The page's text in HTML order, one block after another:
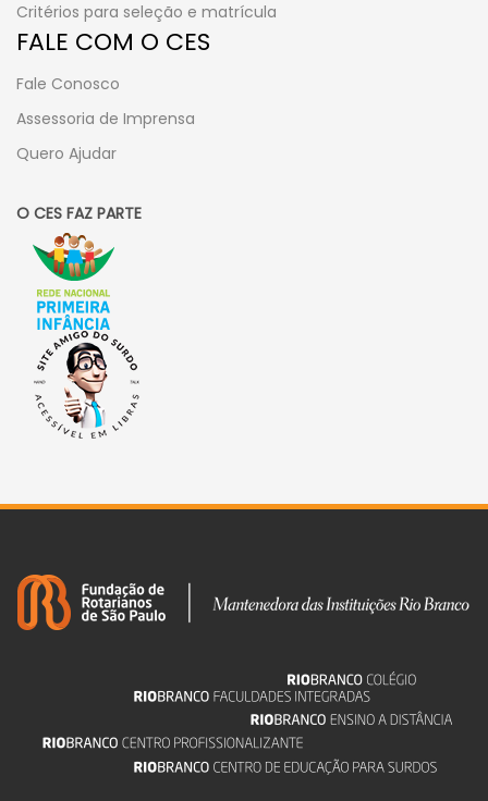
Critérios para seleção e matrícula
FALE COM O CES
Fale Conosco
Assessoria de Imprensa
Quero Ajudar
O CES FAZ PARTE